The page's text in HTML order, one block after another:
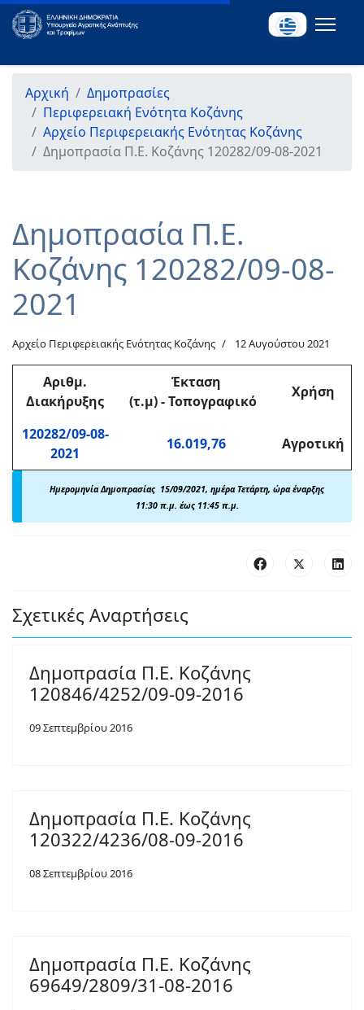
Αρχική
Δημοπρασίες
Περιφερειακή Ενότητα Κοζάνης
Αρχείο Περιφερειακής Ενότητας Κοζάνης
Δημοπρασία Π.Ε. Κοζάνης 120282/09-08-2021
Δημοπρασία Π.Ε.
Κοζάνης 120282/09-08-
2021
Αρχείο Περιφερειακής Ενότητας Κοζάνης 12 Αυγούστου 2021
Αριθμ.
Διακήρυξης
Έκταση
(τ.μ)-Τοπογραφικό
Χρήση
120282/09-08-
2021
16.019,76 Αγροτική
Ημερομηνία Δημοπρασίας 15/09/2021, ημέρα Τετάρτη, ώρα έναρξης
11:30 π.μ. έως 11:45 π.μ.
Σχετικές Αναρτήσεις
Δημοπρασία Π.Ε. Κοζάνης
120846/4252/09-09-2016
09 Σεπτεμβρίου 2016
Δημοπρασία Π.Ε. Κοζάνης
120322/4236/08-09-2016
08 Σεπτεμβρίου 2016
Δημοπρασία Π.Ε. Κοζάνης
69649/2809/31-08-2016